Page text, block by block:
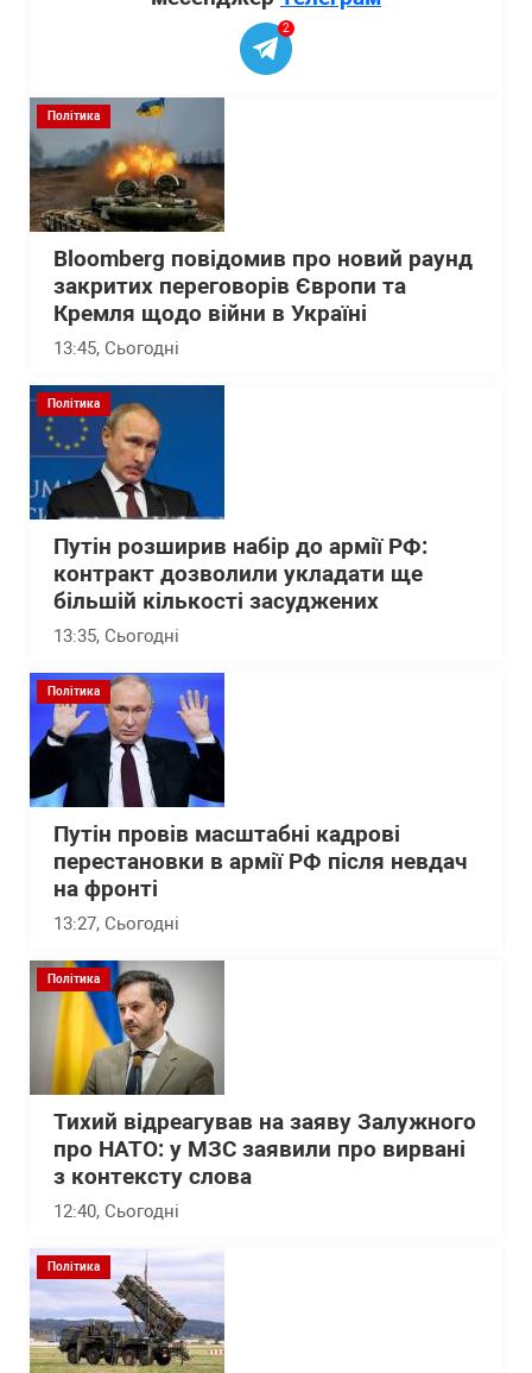
2
Політика
Bloomberg повідомив про новий раунд
закритих переговорів Європи та
Кремля щодо війни в Україні
13:45, Сьогодні
Політика
Путін розширив набір до армії РФ:
контракт дозволили укладати ще
більшій кількості засуджених
13:35, Сьогодні
Політика
Путін провів масштабні кадрові
перестановки в армії РФ після невдач
на фронті
13:27, Сьогодні
Політика
Тихий відреагував на заяву Залужного
про НАТО: у МЗС заявили про вирвані
з контексту слова
12:40, Сьогодні
Політика